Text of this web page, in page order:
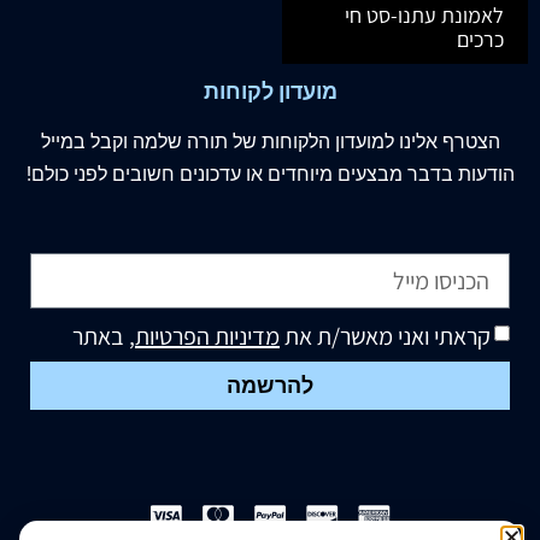
לאמונת עתנו-סט חי
כרכים
מועדון לקוחות
הצטרף אלינו למועדון הלקוחות של תורה שלמה וקבל במייל
הודעות בדבר מבצעים מיוחדים או עדכונים חשובים לפני כולם!
קראתי ואני מאשר/ת אתמדיניות הפרטיות, באתר
להרשמה